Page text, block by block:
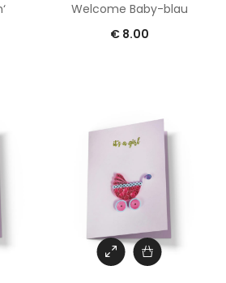
Welcome Baby-blau
€8.00